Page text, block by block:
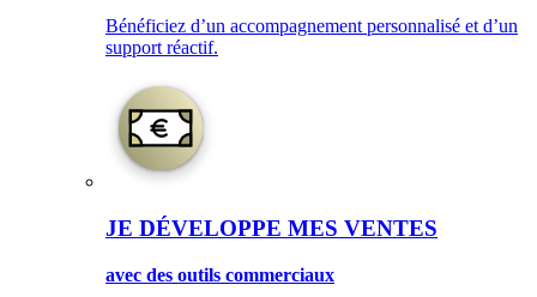
Bénéficiez d’un accompagnement personnalisé et d’un
support réactif.
JE DÉVELOPPE MES VENTES
avec des outils commerciaux